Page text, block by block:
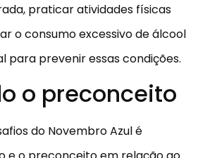
praticar atividades físicas
o consumo excessivo de álcool
para prevenir essas condições.
o preconceito
do Novembro Azul é